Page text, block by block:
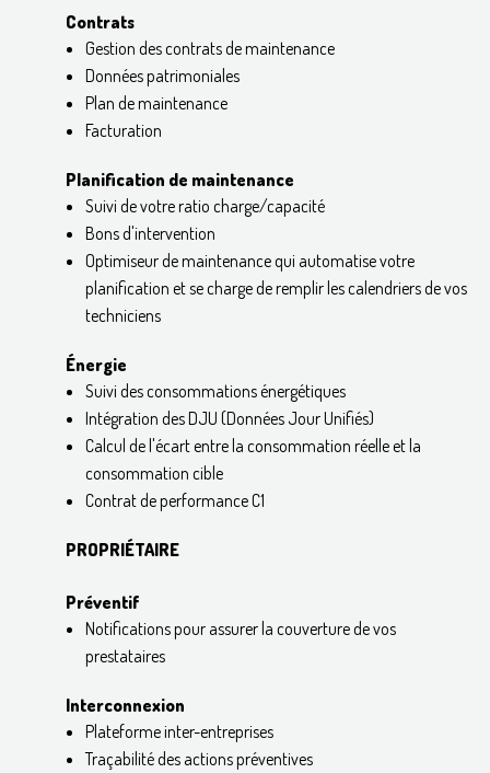
Contrats
Gestion des contrats de maintenance
Données patrimoniales
Plan de maintenance
Facturation
Planification de maintenance
Suivi de votre ratio charge/capacité
Bons d'intervention
Optimiseur de maintenance qui automatise votre
planification et se charge de remplir les calendriers de vos
techniciens
Énergie
Suivi des consommations énergétiques
Intégration des DJU (Données Jour Unifiés)
Calcul de l'écart entre la consommation réelle et la
consommation cible
Contrat de performance C1
PROPRIÉTAIRE
Préventif
Notifications pour assurer la couverture de vos
prestataires
Interconnexion
Plateforme inter-entreprises
Traçabilité des actions préventives